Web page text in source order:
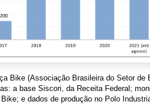
Bike (Associação Brasileira do Setor de
a base Siscori, da Receita Federal;
e dados de produção no Polo